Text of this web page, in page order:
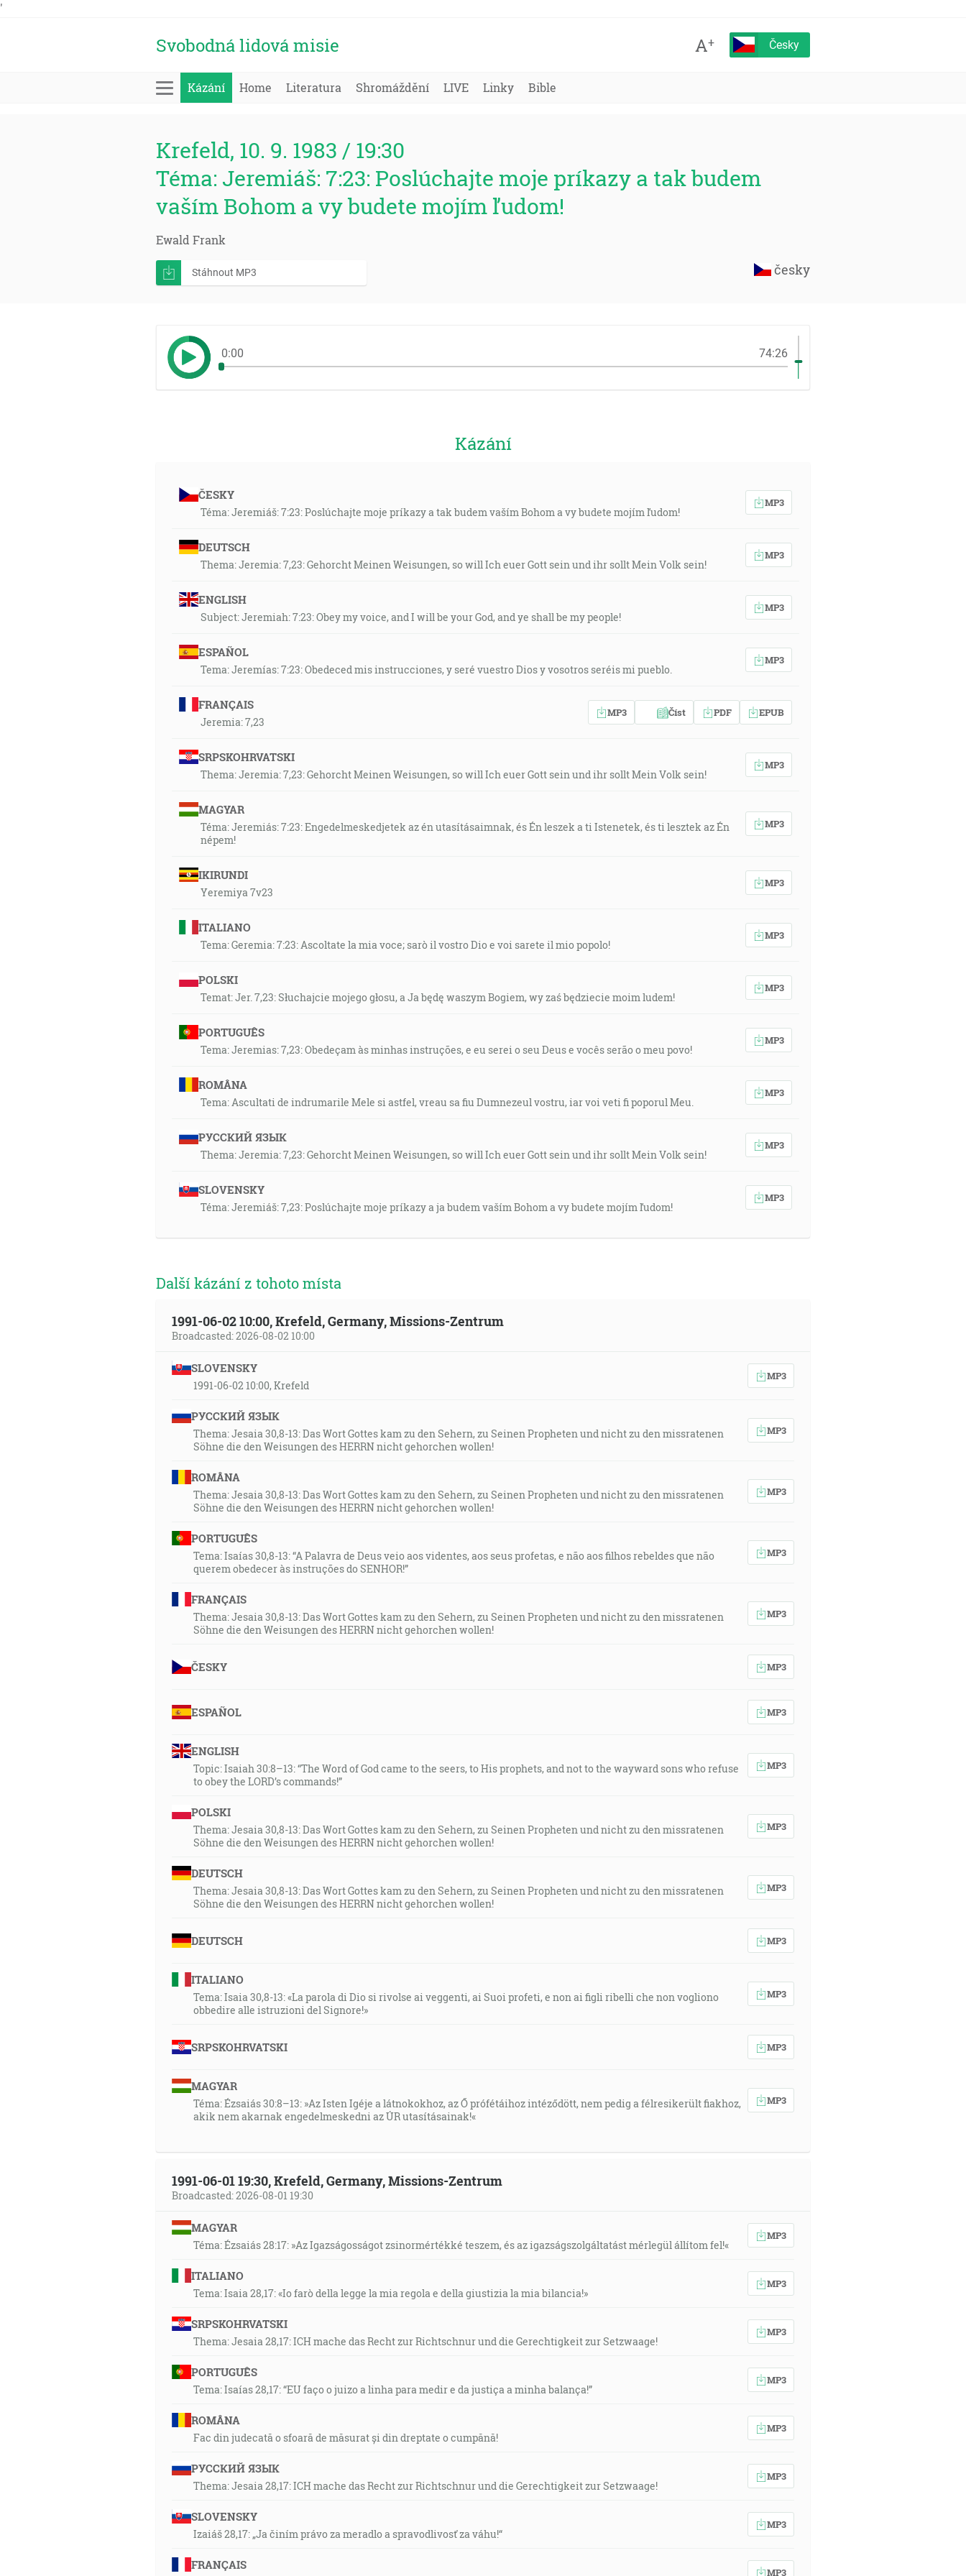
'
Svobodná lidová misie A+ Česky
Kázání Home Literatura Shromáždění LIVE Linky Bible
Krefeld, 10. 9. 1983 / 19:30
Téma: Jeremiáš: 7:23: Poslúchajte moje príkazy a tak budem
vaším Bohom a vy budete mojím ľudom!
Ewald Frank
česky
Stáhnout MP3
0:00 74:26
Kázání
ČESKY
Téma: Jeremiáš: 7:23: Poslúchajte moje príkazy a tak budem vaším Bohom a vy budete mojím ľudom!
MP3
DEUTSCH
Thema: Jeremia: 7,23: Gehorcht Meinen Weisungen, so will Ich euer Gott sein und ihr sollt Mein Volk sein!
MP3
ENGLISH
Subject: Jeremiah: 7:23: Obey my voice, and I will be your God, and ye shall be my people!
MP3
ESPAÑOL
Tema: Jeremías: 7:23: Obedeced mis instrucciones, y seré vuestro Dios y vosotros seréis mi pueblo.
MP3
FRANÇAIS
Jeremia: 7,23
MP3 Číst PDF EPUB
SRPSKOHRVATSKI
Thema: Jeremia: 7,23: Gehorcht Meinen Weisungen, so will Ich euer Gott sein und ihr sollt Mein Volk sein!
MP3
MAGYAR
Téma: Jeremiás: 7:23: Engedelmeskedjetek az én utasításaimnak, és Én leszek a ti Istenetek, és ti lesztek az Én
népem!
MP3
IKIRUNDI
Yeremiya 7v23
MP3
ITALIANO
Tema: Geremia: 7:23: Ascoltate la mia voce; sarò il vostro Dio e voi sarete il mio popolo!
MP3
POLSKI
Temat: Jer. 7,23: Słuchajcie mojego głosu, a Ja będę waszym Bogiem, wy zaś będziecie moim ludem!
MP3
PORTUGUÊS
Tema: Jeremias: 7,23: Obedeçam às minhas instruções, e eu serei o seu Deus e vocês serão o meu povo!
MP3
ROMÂNA
Tema: Ascultati de indrumarile Mele si astfel, vreau sa fiu Dumnezeul vostru, iar voi veti fi poporul Meu.
MP3
РУССКИЙ ЯЗЫК
Thema: Jeremia: 7,23: Gehorcht Meinen Weisungen, so will Ich euer Gott sein und ihr sollt Mein Volk sein!
MP3
SLOVENSKY
Téma: Jeremiáš: 7,23: Poslúchajte moje príkazy a ja budem vaším Bohom a vy budete mojím ľudom!
MP3
Další kázání z tohoto místa
1991-06-02 10:00, Krefeld, Germany, Missions-Zentrum
Broadcasted: 2026-08-02 10:00
SLOVENSKY
1991-06-02 10:00, Krefeld
MP3
РУССКИЙ ЯЗЫК
Thema: Jesaia 30,8-13: Das Wort Gottes kam zu den Sehern, zu Seinen Propheten und nicht zu den missratenen
Söhne die den Weisungen des HERRN nicht gehorchen wollen!
MP3
ROMÂNA
Thema: Jesaia 30,8-13: Das Wort Gottes kam zu den Sehern, zu Seinen Propheten und nicht zu den missratenen
Söhne die den Weisungen des HERRN nicht gehorchen wollen!
MP3
PORTUGUÊS
Tema: Isaías 30,8-13: “A Palavra de Deus veio aos videntes, aos seus profetas, e não aos filhos rebeldes que não
querem obedecer às instruções do SENHOR!”
MP3
FRANÇAIS
Thema: Jesaia 30,8-13: Das Wort Gottes kam zu den Sehern, zu Seinen Propheten und nicht zu den missratenen
Söhne die den Weisungen des HERRN nicht gehorchen wollen!
MP3
ČESKY MP3
ESPAÑOL MP3
ENGLISH
Topic: Isaiah 30:8–13: “The Word of God came to the seers, to His prophets, and not to the wayward sons who refuse
to obey the LORD’s commands!”
MP3
POLSKI
Thema: Jesaia 30,8-13: Das Wort Gottes kam zu den Sehern, zu Seinen Propheten und nicht zu den missratenen
Söhne die den Weisungen des HERRN nicht gehorchen wollen!
MP3
DEUTSCH
Thema: Jesaia 30,8-13: Das Wort Gottes kam zu den Sehern, zu Seinen Propheten und nicht zu den missratenen
Söhne die den Weisungen des HERRN nicht gehorchen wollen!
MP3
DEUTSCH MP3
ITALIANO
Tema: Isaia 30,8-13: «La parola di Dio si rivolse ai veggenti, ai Suoi profeti, e non ai figli ribelli che non vogliono
obbedire alle istruzioni del Signore!»
MP3
SRPSKOHRVATSKI MP3
MAGYAR
Téma: Ézsaiás 30:8–13: »Az Isten Igéje a látnokokhoz, az Ő prófétáihoz intéződött, nem pedig a félresikerült fiakhoz,
akik nem akarnak engedelmeskedni az ÚR utasításainak!«
MP3
1991-06-01 19:30, Krefeld, Germany, Missions-Zentrum
Broadcasted: 2026-08-01 19:30
MAGYAR
Téma: Ézsaiás 28:17: »Az Igazságosságot zsinormértékké teszem, és az igazságszolgáltatást mérlegül állítom fel!«
MP3
ITALIANO
Tema: Isaia 28,17: «Io farò della legge la mia regola e della giustizia la mia bilancia!»
MP3
SRPSKOHRVATSKI
Thema: Jesaia 28,17: ICH mache das Recht zur Richtschnur und die Gerechtigkeit zur Setzwaage!
MP3
PORTUGUÊS
Tema: Isaías 28,17: “EU faço o juizo a linha para medir e da justiça a minha balança!”
MP3
ROMÂNA
Fac din judecată o sfoară de măsurat și din dreptate o cumpănă!
MP3
РУССКИЙ ЯЗЫК
Thema: Jesaia 28,17: ICH mache das Recht zur Richtschnur und die Gerechtigkeit zur Setzwaage!
MP3
SLOVENSKY
Izaiáš 28,17: „Ja činím právo za meradlo a spravodlivosť za váhu!“
MP3
FRANÇAIS
MP3